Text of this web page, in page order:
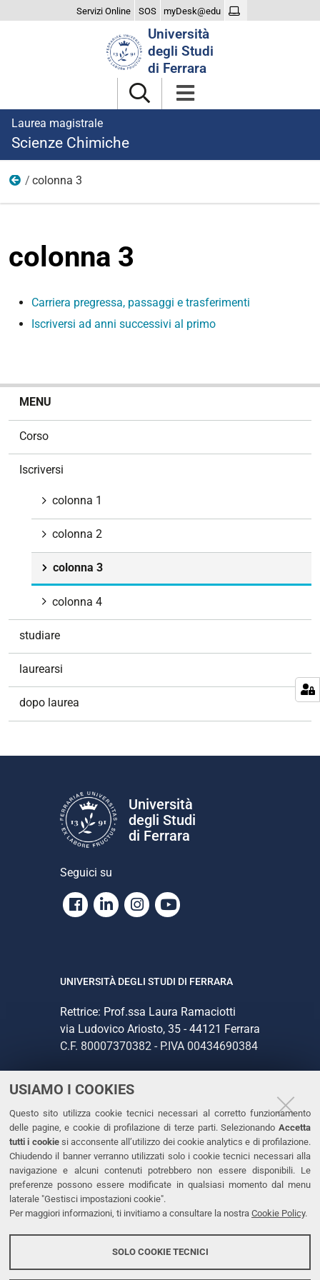
USIAMO I COOKIES
Questo sito utilizza cookie tecnici necessari al corretto funzionamento
delle pagine, e cookie di profilazione di terze parti. Selezionando Accetta
tutti i cookiesi acconsente all’utilizzo dei cookie analytics e di profilazione.
Chiudendo il banner verranno utilizzati solo i cookie tecnici necessari alla
navigazione e alcuni contenuti potrebbero non essere disponibili. Le
preferenze possono essere modificate in qualsiasi momento dal menu
laterale "Gestisci impostazioni cookie".
Per maggiori informazioni, ti invitiamo a consultare la nostra Cookie Policy.
SOLO COOKIE TECNICI
Servizi Online SOS myDesk@edu
Università
degli Studi
di Ferrara
Laurea magistrale
Scienze Chimiche
Iscriversi
colonna 3
colonna 3
Carriera pregressa, passaggi e trasferimenti
Iscriversi ad anni successivi al primo
MENU
Corso
Iscriversi
colonna 1
colonna 2
colonna 3
colonna 4
studiare
laurearsi
dopo laurea
Università
degli Studi
di Ferrara
Seguici su
Facebook
LinkedinInstagram
Youtube
UNIVERSITÀ DEGLI STUDI DI FERRARA
Rettrice: Prof.ssa Laura Ramaciotti
via Ludovico Ariosto, 35 - 44121 Ferrara
C.F. 80007370382 - P.IVA 00434690384
CONTATTI
Tel. +39 0532 293111
Fax. +39 0532 293031
PEC
LINKS
Dichiarazione di accessibilità
Protezione dati personali